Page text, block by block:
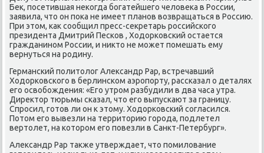
Бек, посетившая некогда богатейшего человека в России,
заявила, что он пока не имеет планов возвращаться в Россию.
При этом, как сообщил пресс-секретарь российского
президента Дмитрий Песков , Ходорковский остается
гражданином России, и никто не может помешать ему
вернуться на родину.
Германский политолог Александр Рар, встречавший
Ходорковского в берлинском аэропорту, рассказал о деталях
его освобождения: «Его утром разбудили в два часа утра.
Директор тюрьмы сказал, что его выпускают за границу.
Спросил, готов ли он к этому. Ходорковский согласился.
Потом его вывезли на территорию города, подлетел
вертолет, на котором его повезли в Санкт-Петербург».
Александр Рар также утверждает, что помилование